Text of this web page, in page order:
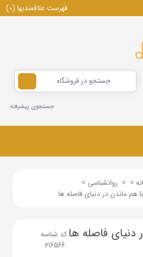
فهرست علاقمندیها (0)
جستجوی پیشرفته
>
> روانشناسی >
با هم ماندن در دنیای فاصله ها
دنیای فاصله ها کد شناسه
:
216566